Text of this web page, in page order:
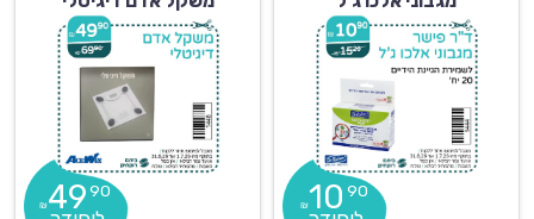
₪10 90
₪4990